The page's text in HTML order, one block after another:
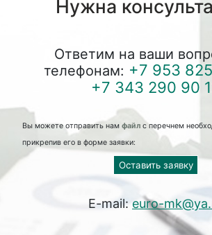
Нужна
Ответим на ваши
телефонам: +7 953
+7 343 290 90
Вы можете отправить нам файлс перечнем
прикрепив его в форме заявки:
Оставить заявку
E-mail: euro-